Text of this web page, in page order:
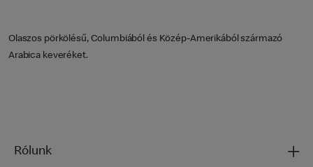
Olaszos pörkölésű, Columbiából és Közép-Amerikából származó
Arabica keveréket.
Rólunk